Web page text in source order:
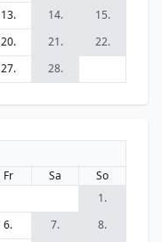
13. 14.
15.
20. 21.
22.
27. 28.
Fr Sa
So
1.
6. 7.
8.